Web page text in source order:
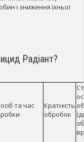
і зниження їхньої
Радіант?
та час
Кратність
обробок